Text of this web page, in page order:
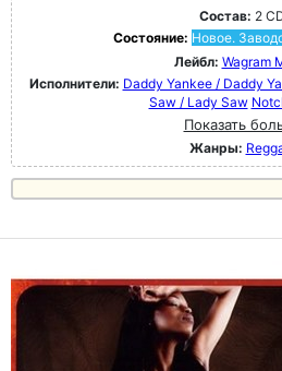
Состав: 2
Состояние: Новое.
Лейбл: Wagram
Исполнители: Daddy Yankee / Daddy
Saw / Lady Saw
Показать
Жанры: